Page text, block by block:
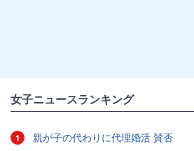
女子ニュースランキング
1 親が子の代わりに代理婚活 賛否